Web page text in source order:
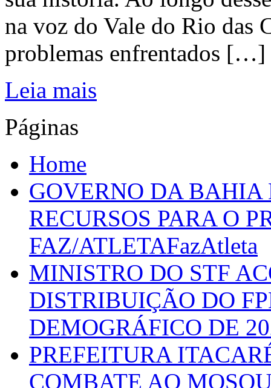
na voz do Vale do Rio das
problemas enfrentados […]
Leia mais
Páginas
Home
GOVERNO DA
RECURSOS PARA O
FAZ/ATLETAFazAtleta
MINISTRO DO STF
DISTRIBUIÇÃO DO
DEMOGRÁFICO DE
PREFEITURA
COMBATE AO